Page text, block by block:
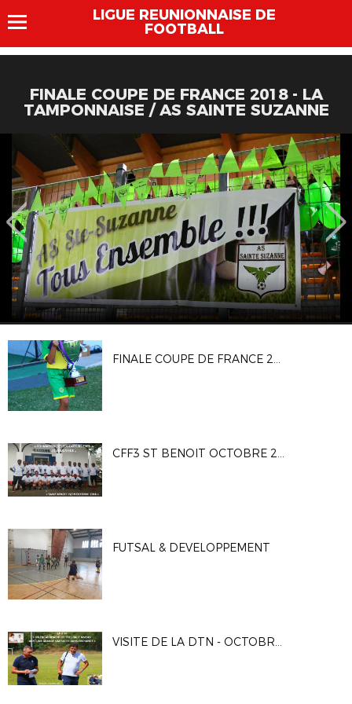
LIGUE REUNIONNAISE DE
FOOTBALL
FINALE COUPE DE FRANCE 2018 - LA
TAMPONNAISE / AS SAINTE SUZANNE
FINALE COUPE DE FRANCE 2018 - JS SAINT PIERROISE / SS JEANNE D'ARC
CFF3 ST BENOIT OCTOBRE 2018
FUTSAL & DEVELOPPEMENT
VISITE DE LA DTN - OCTOBRE 2018